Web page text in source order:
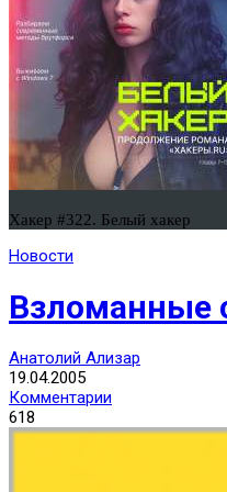
Хакер #322. Белый хакер
Новости
Взломанные
Анатолий Ализар
19.04.2005
Комментарии
618